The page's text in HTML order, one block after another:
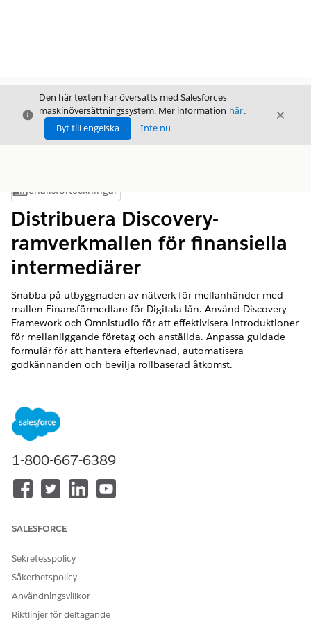
Stäng
Den här texten har översatts med Salesforces
maskinöversättningssystem. Mer information här.
Byt till engelska
Inte nu
Stäng
Visa innehållsförteckning
Innehållsförteckningar
Distribuera Discovery-
ramverkmallen för finansiella
intermediärer
Snabba på utbyggnaden av nätverk för mellanhänder med
mallen Finansförmedlare för Digitala lån. Använd Discovery
Framework och Omnistudio för att effektivisera introduktioner
för mellanliggande företag och anställda. Anpassa guidade
formulär för att hantera efterlevnad, automatisera
godkännanden och bevilja rollbaserad åtkomst.
Tillgängliga i: Lightning Experience i versionerna
Professional
ANVÄNDARBEHÖRIGHETER SOM KRÄVS
Konfigurera Digitala lån:
Använda ramverksmall för
Sök fram och öppna Exempelmallar för
i Inställningar.
Klicka påVisa detaljer
Omniscripts, Omnistudio Data Mappers och
1-800-667-6389
SALESFORCE
Sekretesspolicy
Säkerhetspolicy
Användningsvillkor
Riktlinjer för deltagande